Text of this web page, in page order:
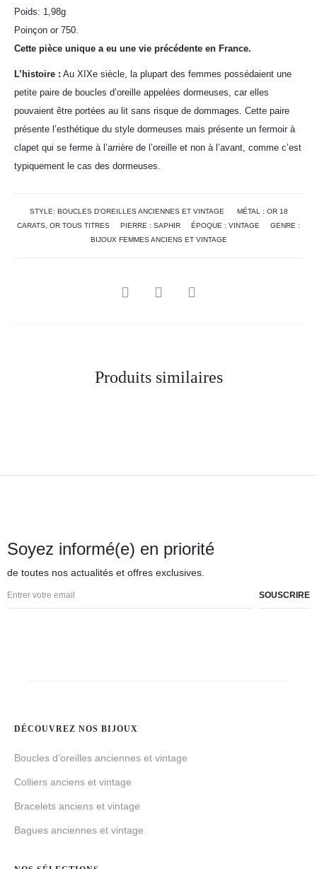
Poids: 1,98g
Poinçon or 750.
Cette pièce unique a eu une vie précédente en France.
L’histoire : Au XIXe siècle, la plupart des femmes possédaient une
petite paire de boucles d’oreille appelées dormeuses, car elles
pouvaient être portées au lit sans risque de dommages. Cette paire
présente l’esthétique du style dormeuses mais présente un fermoir à
clapet qui se ferme à l’arrière de l’oreille et non à l’avant, comme c’est
typiquement le cas des dormeuses.
STYLE: BOUCLES D'OREILLES ANCIENNES ET VINTAGE MÉTAL : OR 18
CARATS, OR TOUS TITRES PIERRE : SAPHIR ÉPOQUE : VINTAGE
GENRE :
BIJOUX FEMMES ANCIENS ET VINTAGE
Produits similaires
Soyez informé(e) en priorité
de toutes nos actualités et offres exclusives.
DÉCOUVREZ NOS BIJOUX
Boucles d’oreilles anciennes et vintage
Colliers anciens et vintage
Bracelets anciens et vintage
Bagues anciennes et vintage